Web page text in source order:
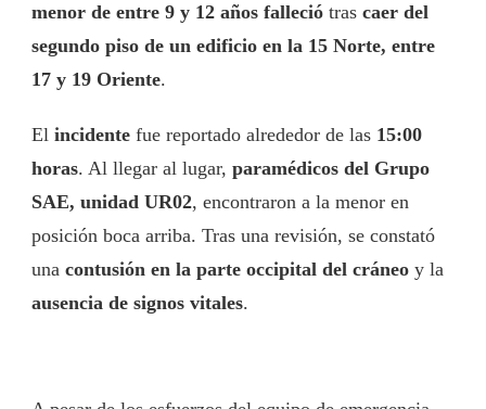
menor de entre 9 y 12 años falleció tras caer del
segundo piso de un edificio en la 15 Norte, entre
17 y 19 Oriente.
El incidente fue reportado alrededor de las 15:00
horas. Al llegar al lugar, paramédicos del Grupo
SAE, unidad UR02, encontraron a la menor en
posición boca arriba. Tras una revisión, se constató
una contusión en la parte occipital del cráneo y la
ausencia de signos vitales.